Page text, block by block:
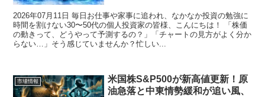
2026年07月11日 毎日お仕事や家事に追われ、なかなか投資の勉強に
時間を割けない30〜50代の個人投資家の皆様、こんにちは！ 「株価
の動きって、どうやって予測するの？」「チャートの見方がよく分か
らない…」そう感じていませんか？忙しい...
市場情報
米国株S&P500が新高値更新！原
油急落と中東情勢緩和が追い風、